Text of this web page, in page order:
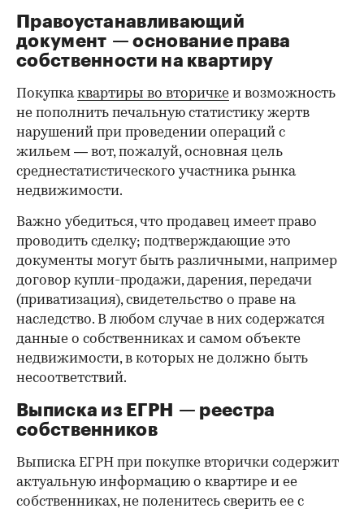
00:00 / 00:00
Правоустанавливающий
документ — основание права
собственности на квартиру
Покупкаквартиры во вторичке и возможность
не пополнить печальную статистику жертв
нарушений при проведении операций с
жильем — вот, пожалуй, основная цель
среднестатистического участника рынка
недвижимости.
Важно убедиться, что продавец имеет право
проводить сделку; подтверждающие это
документы могут быть различными, например
договор купли-продажи, дарения, передачи
(приватизация), свидетельство о праве на
наследство. В любом случае в них содержатся
данные о собственниках и самом объекте
недвижимости, в которых не должно быть
несоответствий.
Выписка из ЕГРН — реестра
собственников
Выписка ЕГРН при покупке вторички содержит
актуальную информацию о квартире и ее
собственниках, не поленитесь сверить ее с